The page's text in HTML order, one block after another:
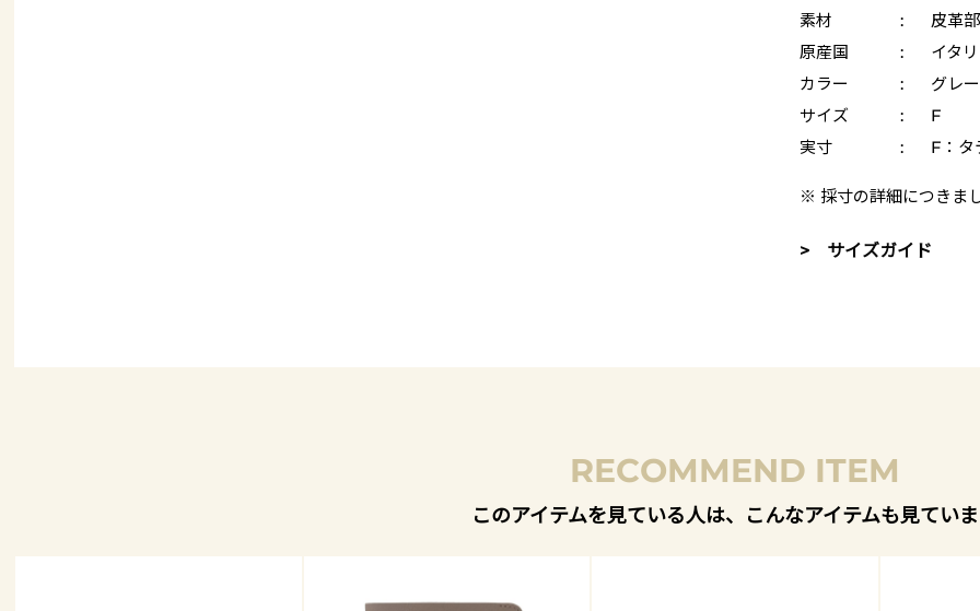
素材
:
皮革
原産国
:
イタ
カラー
:
グレ
サイズ
:
F
実寸
: F：タ
※ 採寸の詳細につきま
> サイズガイド
RECOMMEND ITEM
このアイテムを見ている人は、こんなアイテムも見てい